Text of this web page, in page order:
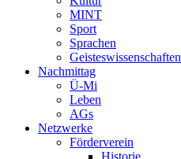
MINT
Sport
Sprachen
Geisteswissenschaften
Nachmittag
Ü-Mi
Leben
AGs
Netzwerke
Förderverein
Historie